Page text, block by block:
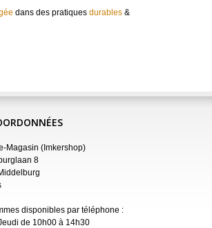
dans des pratiques durables&
Magasin (Imkershop)
8
disponibles par téléphone :
de 10h00 à 14h30